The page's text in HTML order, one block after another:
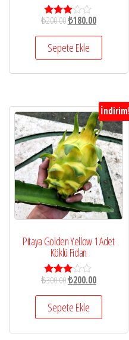
5
2.99
oy aldı
₺200.00₺180.00
Sepete Ekle
İndirim!
Pitaya Golden Yellow 1 Adet
Köklü Fidan
5
2.95
oy aldı
₺300.00₺200.00
Sepete Ekle